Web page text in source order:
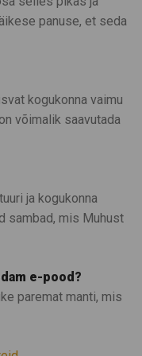
panuse, et seda
kogukonna vaimu
võimalik saavutada
ja kogukonna
sambad, mis Muhust
e-pood?
paremat manti, mis